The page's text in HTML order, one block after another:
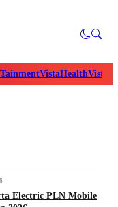
VistaHealth
Electric PLN Mobile